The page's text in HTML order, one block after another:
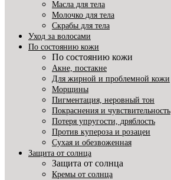
Масла для тела
Молочко для тела
Скрабы для тела
Уход за волосами
По состоянию кожи
По состоянию кожи
Акне, постакне
Для жирной и проблемной кожи
Морщины
Пигментация, неровный тон
Покраснения и чувствительность
Потеря упругости, дряблость
Против купероза и розацеи
Сухая и обезвоженная
Защита от солнца
Защита от солнца
Кремы от солнца